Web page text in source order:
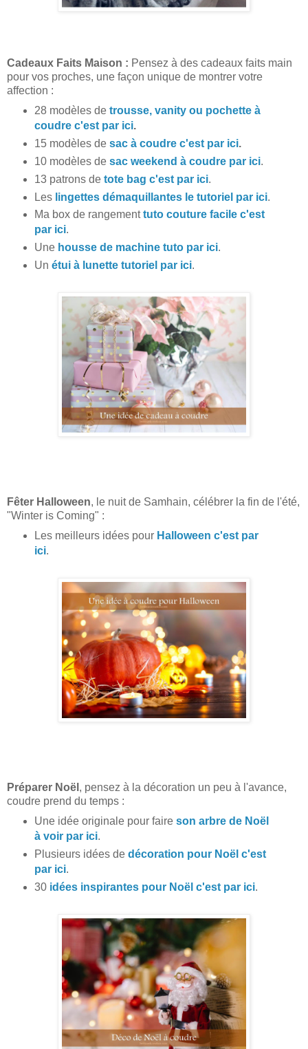
Cadeaux Faits Maison : Pensez à des cadeaux faits main
pour vos proches, une façon unique de montrer votre
affection :
28 modèles de trousse, vanity ou pochette à
coudre c'est par ici.
15 modèles de sac à coudre c'est par ici.
10 modèles de sac weekend à coudre par ici.
13 patrons de tote bag c'est par ici.
Les lingettes démaquillantes le tutoriel par ici.
Ma box de rangementtuto couture facile c'est
par ici.
Une housse de machine tuto par ici.
Un étui à lunette tutoriel par ici.
Fêter Halloween, le nuit de Samhain, célébrer la fin de l'été,
"Winter is Coming" :
Les meilleurs idées pour Halloween c'est par
ici.
Préparer Noël , pensez à la décoration un peu à l'avance,
coudre prend du temps :
Une idée originale pour faire son arbre de Noël
à voir par ici.
Plusieurs idées de décoration pour Noël c'est
par ici.
30 idées inspirantes pour Noël c'est par ici.